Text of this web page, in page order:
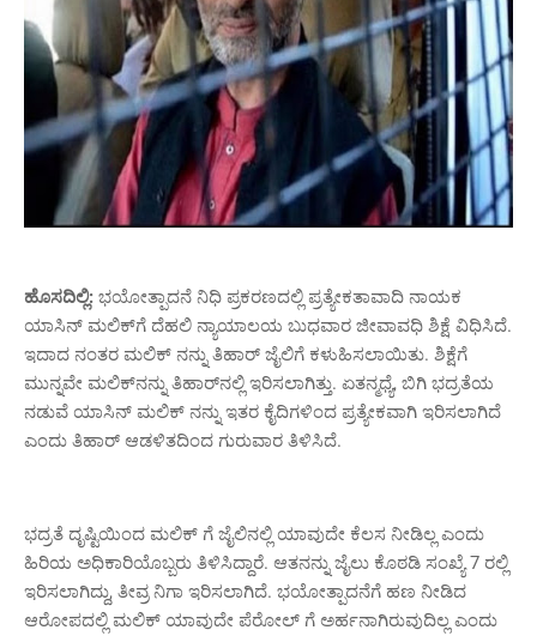
ಹೊಸದಿಲ್ಲಿ: ಭಯೋತ್ಪಾದನೆ ನಿಧಿ ಪ್ರಕರಣದಲ್ಲಿ ಪ್ರತ್ಯೇಕತಾವಾದಿ ನಾಯಕ
ಯಾಸಿನ್ ಮಲಿಕ್‌ಗೆ ದೆಹಲಿ ನ್ಯಾಯಾಲಯ ಬುಧವಾರ ಜೀವಾವಧಿ ಶಿಕ್ಷೆ ವಿಧಿಸಿದೆ.
ಇದಾದ ನಂತರ ಮಲಿಕ್ ನನ್ನು ತಿಹಾರ್ ಜೈಲಿಗೆ ಕಳುಹಿಸಲಾಯಿತು. ಶಿಕ್ಷೆಗೆ
ಮುನ್ನವೇ ಮಲಿಕ್‌ನನ್ನು ತಿಹಾರ್‌ನಲ್ಲಿ ಇರಿಸಲಾಗಿತ್ತು. ಏತನ್ಮಧ್ಯೆ, ಬಿಗಿ ಭದ್ರತೆಯ
ನಡುವೆ ಯಾಸಿನ್ ಮಲಿಕ್ ನನ್ನು ಇತರ ಕೈದಿಗಳಿಂದ ಪ್ರತ್ಯೇಕವಾಗಿ ಇರಿಸಲಾಗಿದೆ
ಎಂದು ತಿಹಾರ್ ಆಡಳಿತದಿಂದ ಗುರುವಾರ ತಿಳಿಸಿದೆ.
ಭದ್ರತೆ ದೃಷ್ಟಿಯಿಂದ ಮಲಿಕ್ ಗೆ ಜೈಲಿನಲ್ಲಿ ಯಾವುದೇ ಕೆಲಸ ನೀಡಿಲ್ಲ ಎಂದು
ಹಿರಿಯ ಅಧಿಕಾರಿಯೊಬ್ಬರು ತಿಳಿಸಿದ್ದಾರೆ. ಆತನನ್ನು ಜೈಲು ಕೊಠಡಿ ಸಂಖ್ಯೆ 7 ರಲ್ಲಿ
ಇರಿಸಲಾಗಿದ್ದು, ತೀವ್ರ ನಿಗಾ ಇರಿಸಲಾಗಿದೆ. ಭಯೋತ್ಪಾದನೆಗೆ ಹಣ ನೀಡಿದ
ಆರೋಪದಲ್ಲಿ ಮಲಿಕ್ ಯಾವುದೇ ಪೆರೋಲ್ ಗೆ ಅರ್ಹನಾಗಿರುವುದಿಲ್ಲ ಎಂದು